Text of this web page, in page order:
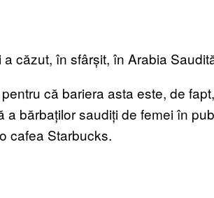
căzut, în sfârșit, în Arabia
că bariera asta este, de
a bărbaților saudiți de femei în
cafea Starbucks.